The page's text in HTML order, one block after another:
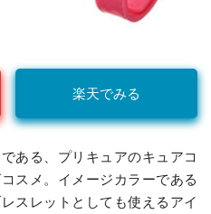
楽天でみる
ある、プリキュアのキュアコ
スメ。イメージカラーである
スレットとしても使えるアイ